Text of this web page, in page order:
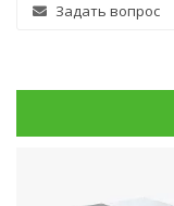
Задать вопрос